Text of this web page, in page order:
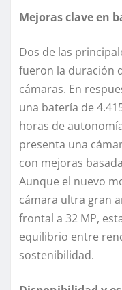
Mejoras clave en
Dos de las
fueron la duración
cámaras. En
una batería de
horas de
presenta una
con mejoras
Aunque el nuevo
cámara ultra gran
frontal a 32 MP,
equilibrio entre
sostenibilidad.